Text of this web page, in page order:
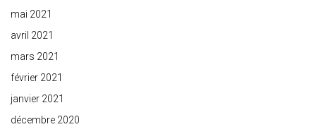
mai 2021
avril 2021
mars 2021
février 2021
janvier 2021
décembre 2020